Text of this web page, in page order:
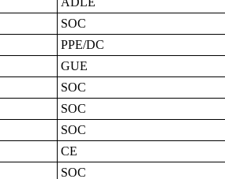
SOC
PPE/DC
GUE
SOC
SOC
SOC
CE
SOC